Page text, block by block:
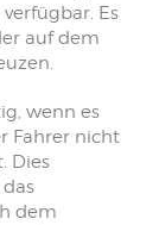
Es
auf dem
wenn es
Fahrer nicht
Dies
dem